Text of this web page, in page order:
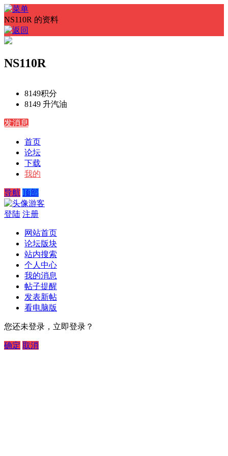
NS110R 的资料
NS110R
8149积分
8149 升汽油
发消息
首页
论坛
下载
我的
导航 顶部
游客
登陆 注册
网站首页
论坛版块
站内搜索
个人中心
我的消息
帖子提醒
发表新帖
看电脑版
您还未登录，立即登录？
确定 取消